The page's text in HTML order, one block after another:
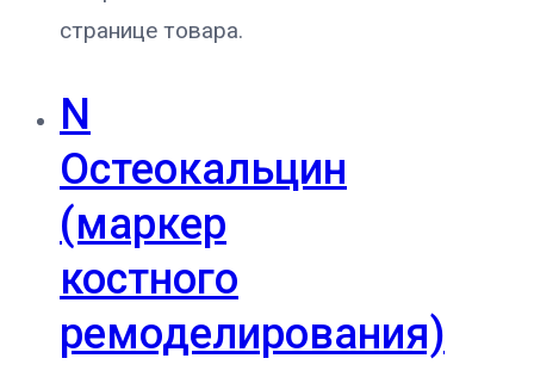
странице товара.
N
Остеокальцин
(маркер
костного
ремоделирования)